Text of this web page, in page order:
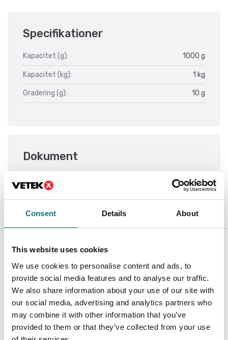
Consent Details About
This website uses cookies
We use cookies to personalise content and ads, to
provide social media features and to analyse our traffic.
We also share information about your use of our site with
our social media, advertising and analytics partners who
may combine it with other information that you’ve
provided to them or that they’ve collected from your use
Specifikationer
Kapacitet (g): 1000 g
Kapacitet (kg): 1 kg
Gradering (g): 10 g
Dokument
Datasheet 287 289 V1.pdf Ladda ner